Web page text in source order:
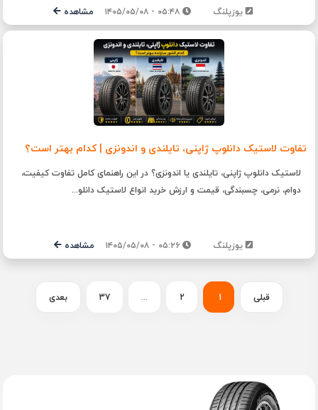
یوزپلنگ مشاهده
تفاوت لاستیک دانلوپ ژاپنی، تایلندی و اندونزی | کدام بهتر است؟
لاستیک دانلوپ ژاپنی، تایلندی یا اندونزی؟ در این راهنمای کامل تفاوت کیفیت،
دوام، نرمی، چسبندگی، قیمت و ارزش خرید انواع لاستیک دانلو...
یوزپلنگ ۰۵:۲۶ - ۱۴۰۵/۰۵/۰۸ مشاهده
قبلی 1
2
...
37 بعدی